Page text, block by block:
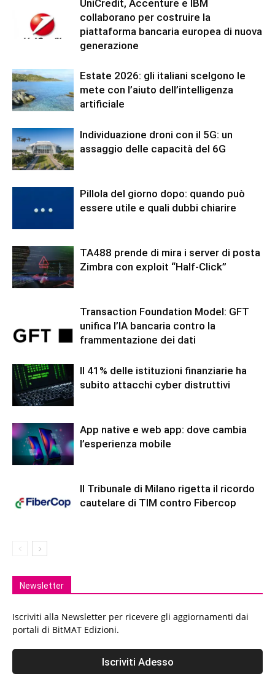
UniCredit, Accenture e IBM
collaborano per costruire la
piattaforma bancaria europea di nuova
generazione
Estate 2026: gli italiani scelgono le
mete con l’aiuto dell’intelligenza
artificiale
Individuazione droni con il 5G: un
assaggio delle capacità del 6G
Pillola del giorno dopo: quando può
essere utile e quali dubbi chiarire
TA488 prende di mira i server di posta
Zimbra con exploit “Half-Click”
Transaction Foundation Model: GFT
unifica l’IA bancaria contro la
frammentazione dei dati
Il 41% delle istituzioni finanziarie ha
subito attacchi cyber distruttivi
App native e web app: dove cambia
l’esperienza mobile
Il Tribunale di Milano rigetta il ricordo
cautelare di TIM contro Fibercop
Newsletter
Iscriviti alla Newsletter per ricevere gli aggiornamenti dai
portali di BitMAT Edizioni.